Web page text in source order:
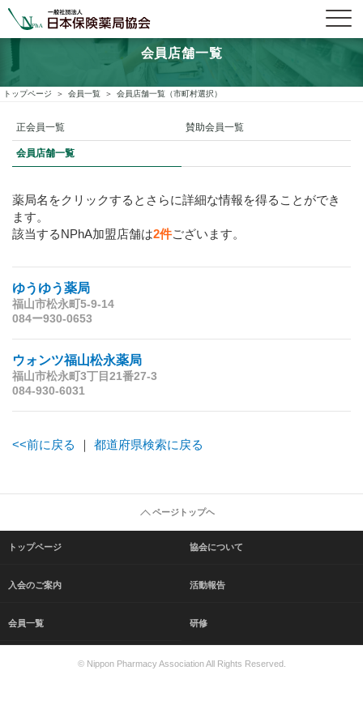
会員店舗一覧
トップページ 会員一覧 会員店舗一覧（市町村選択）
正会員一覧 賛助会員一覧
会員店舗一覧
薬局名をクリックするとさらに詳細な情報を得ることができ
ます。
該当するNPhA加盟店舗は2件ございます。
ゆうゆう薬局
福山市松永町5-9-14
084ー930-0653
ウォンツ福山松永薬局
福山市松永町3丁目21番27-3
084-930-6031
<<前に戻る ｜ 都道府県検索に戻る
ページトップヘ
トップページ 協会について
入会のご案内 活動報告
会員一覧 研修
© Nippon Pharmacy Association All Rights Reserved.